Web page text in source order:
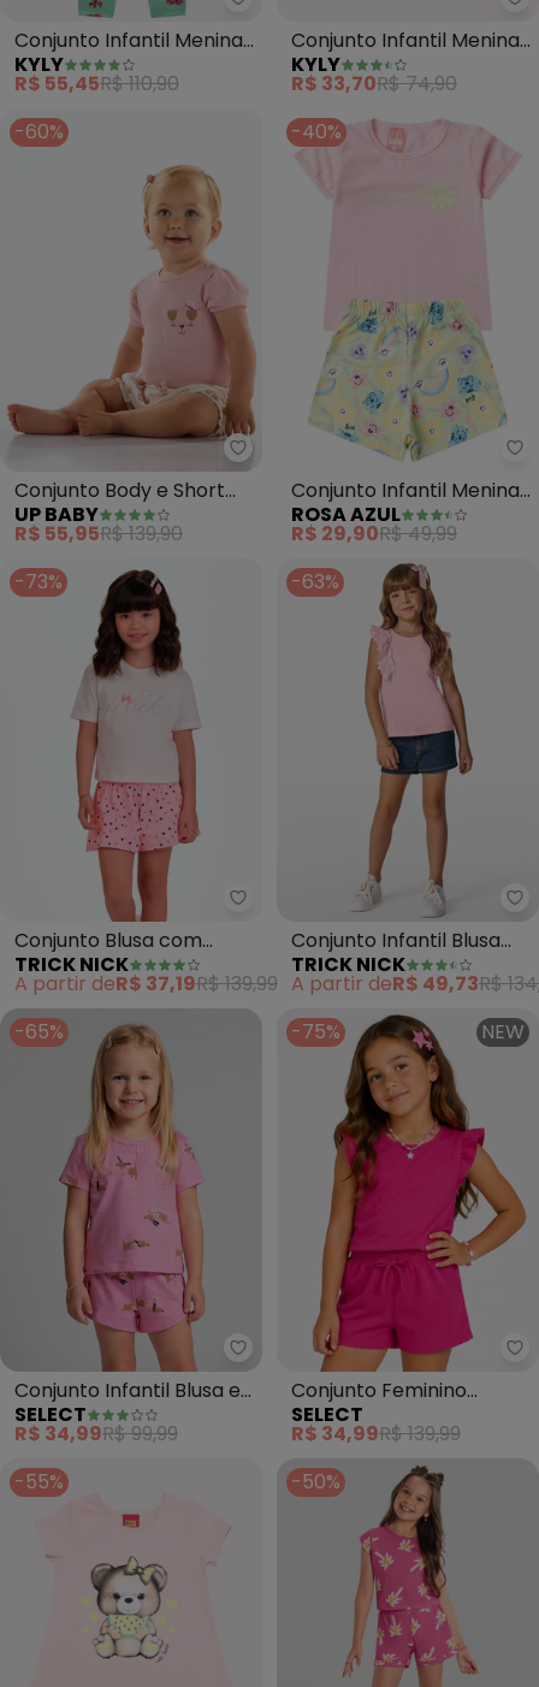
Kyly - Conjunto Infantil Menina
Conjunto Infantil Menina
Estampa (Rosa)
KYLY
R$ 55,45R$ 110,90
Conjunto Infantil Menina
em Algodão (Rosa)
KYLY
R$ 33,70R$ 74,90
-60%
Up Baby - Conjunto Body e
Conjunto Body e Short
Bebê (Rosa)
UP BABY
R$ 55,95R$ 139,90
-40%
Conjunto Infantil Menina
Love Verão Iaia (Rosa)
ROSA AZUL
R$ 29,90R$ 49,99
-73%
Trick Nick - Conjunto Blusa
Conjunto Blusa com
Shorts (Rosa)
TRICK NICK
A partir deR$ 37,19R$ 139,99
-63%
Conjunto Infantil Blusa
com Shorts (Rosa)
TRICK NICK
A partir deR$ 49,73R$
-65%
Select - Conjunto Infantil Blusa
Conjunto Infantil Blusa e
Shorts (Rosa)
SELECT
R$ 34,99R$ 99,99
-75% NEW
Conjunto Feminino
Infantil Blusa e Short
(Rosa)
SELECT
R$ 34,99R$ 139,99
-55%
-50%